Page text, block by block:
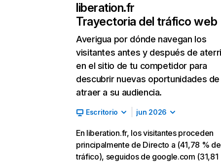
liberation.fr
Trayectoria del tráfico web
Averigua por dónde navegan los
visitantes antes y después de
en el sitio de tu competidor para
descubrir nuevas oportunidades de
atraer a su audiencia.
Escritorio jun 2026
En liberation.fr, los visitantes proceden
principalmente de Directo a (41,78 % de
tráfico), seguidos de google.com (31,81